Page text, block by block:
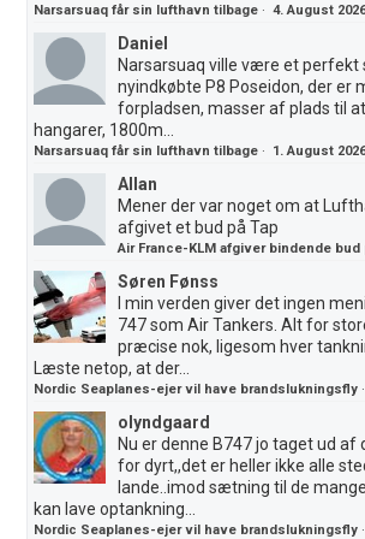
Narsarsuaq får sin lufthavn tilbage ·4. August
Daniel
Narsarsuaq ville være et perfekt
nyindkøbte P8 Poseidon, der er
forpladsen, masser af plads til
hangarer, 1800m...
Narsarsuaq får sin lufthavn tilbage · 1. August
Allan
Mener der var noget om at
afgivet et bud på Tap
Air France-KLM afgiver bindende bud
Søren Fønss
I min verden giver det ingen
747 som Air Tankers. Alt for
præcise nok, ligesom hver
Læste netop, at der...
Nordic Seaplanes-ejer vil have brandslukningsfly
olyndgaard
Nu er denne B747 jo taget ud af
for dyrt,,det er heller ikke alle
lande..imod sætning til de
kan lave optankning...
Nordic Seaplanes-ejer vil have brandslukningsfly ·